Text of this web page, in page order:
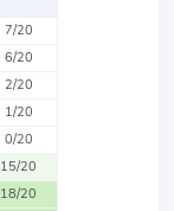
7/20
6/20
2/20
1/20
0/20
15/20
18/20